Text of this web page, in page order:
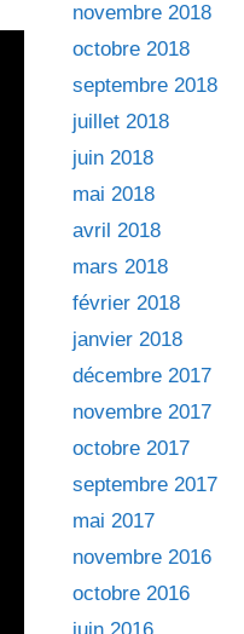
novembre 2018
octobre 2018
septembre 2018
juillet 2018
juin 2018
mai 2018
avril 2018
mars 2018
février 2018
janvier 2018
décembre 2017
novembre 2017
octobre 2017
septembre 2017
mai 2017
novembre 2016
octobre 2016